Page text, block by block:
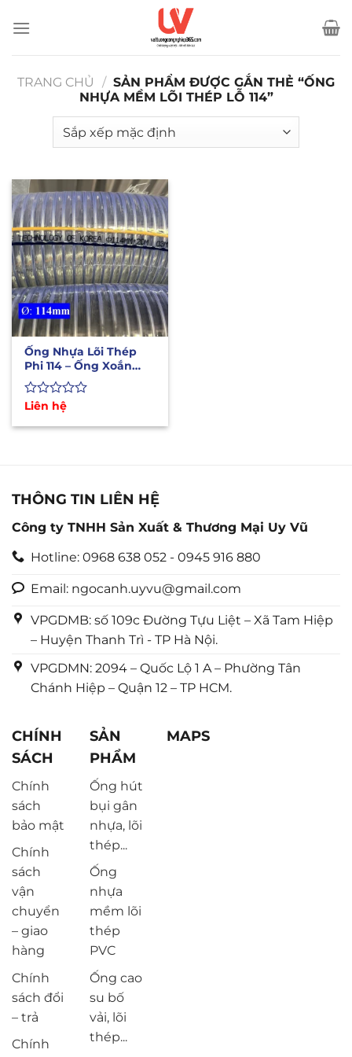
qua
TRANG CHỦ
/ SẢN PHẨM ĐƯỢC GẮN THẺ “ỐNG
NHỰA MỀM LÕI THÉP LỖ 114”
Ống Nhựa Lõi Thép
Phi 114 – Ống Xoắn
Kẽm Hút Xả Nước Áp
Lực
Được
hạng
Liên hệ
THÔNG TIN LIÊN HỆ
Công ty TNHH Sản Xuất & Thương Mại Uy Vũ
Hotline: 0968 638 052 - 0945 916 880
Email: ngocanh.uyvu@gmail.com
VPGDMB: số 109c Đường Tựu Liệt – Xã Tam Hiệp
– Huyện Thanh Trì - TP Hà Nội.
VPGDMN: 2094 – Quốc Lộ 1 A – Phường Tân
Chánh Hiệp – Quận 12 – TP HCM.
CHÍNH
SÁCH
Chính
sách
bảo mật
Chính
sách
vận
chuyển
– giao
hàng
Chính
sách đổi
– trả
Chính
SẢN
PHẨM
Ống hút
bụi gân
nhựa, lõi
thép...
Ống
nhựa
mềm lõi
thép
PVC
Ống cao
su bố
vải, lõi
thép...
MAPS